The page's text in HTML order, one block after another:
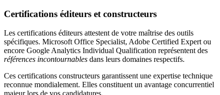
Certifications éditeurs et constructeurs
Les certifications éditeurs attestent de votre maîtrise des outils
spécifiques. Microsoft Office Specialist, Adobe Certified Expert ou
encore Google Analytics Individual Qualification représentent des
références incontournables dans leurs domaines respectifs.
Ces certifications constructeurs garantissent une expertise technique
reconnue mondialement. Elles constituent un avantage concurrentiel
majeur lors de vos candidatures.